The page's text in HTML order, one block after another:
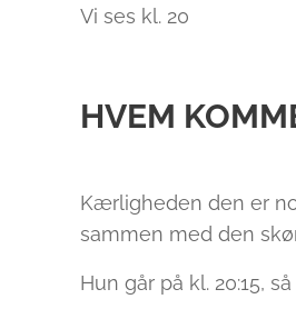
Vi ses kl. 20
HVEM
Kærligheden den er
sammen med den
Hun går på kl. 20:15,